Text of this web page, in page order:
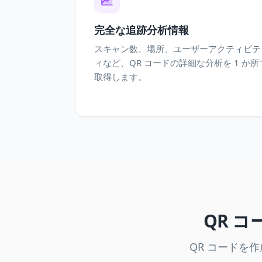
完全な追跡分析情報
スキャン数、場所、ユーザーアクティビテ
ィなど、QR コードの詳細な分析を 1 か所
取得します。
QR コ
QR コードを